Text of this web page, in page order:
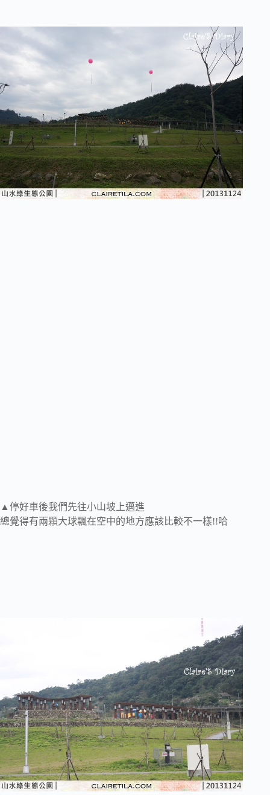
▲停好車後我們先往小山坡上邁進
總覺得有兩顆大球飄在空中的地方應該比較不一樣!!哈